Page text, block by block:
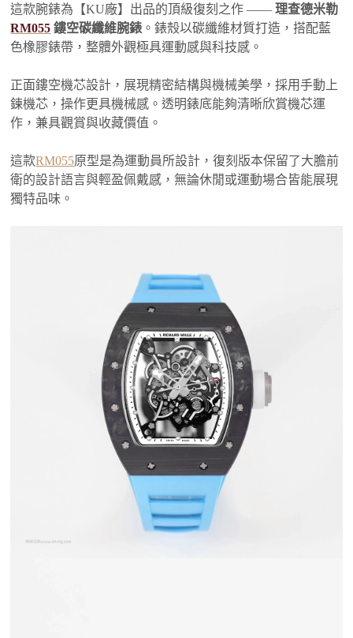
這款腕錶為【KU廠】出品的頂級復刻之作 ——理查德米勒
RM055 鏤空碳纖維腕錶 。錶殼以碳纖維材質打造，搭配藍
色橡膠錶帶，整體外觀極具運動感與科技感。
正面鏤空機芯設計，展現精密結構與機械美學，採用手動上
鍊機芯，操作更具機械感。透明錶底能夠清晰欣賞機芯運
作，兼具觀賞與收藏價值。
這款RM055原型是為運動員所設計，復刻版本保留了大膽前
衛的設計語言與輕盈佩戴感，無論休閒或運動場合皆能展現
獨特品味。